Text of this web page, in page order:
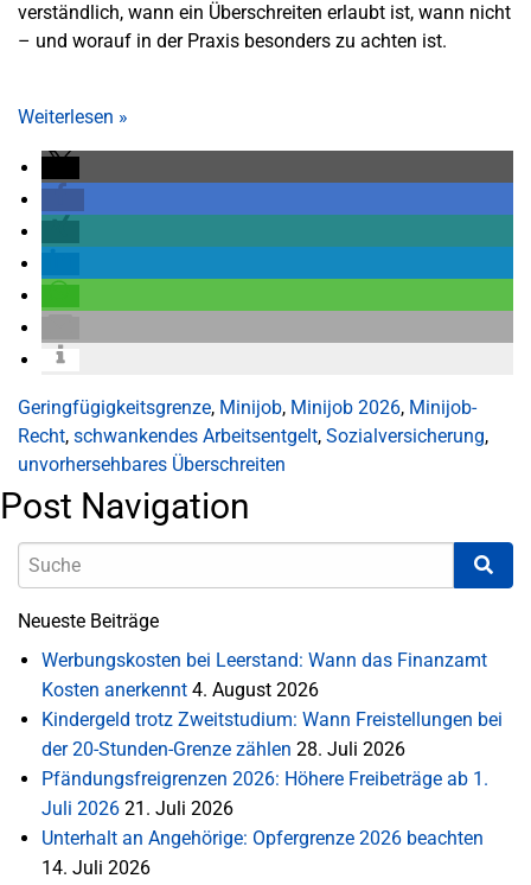
verständlich, wann ein Überschreiten erlaubt ist, wann nicht
– und worauf in der Praxis besonders zu achten ist.
Weiterlesen »
Geringfügigkeitsgrenze, Minijob, Minijob 2026, Minijob-
Recht, schwankendes Arbeitsentgelt, Sozialversicherung,
unvorhersehbares Überschreiten
Post Navigation
Neueste Beiträge
Werbungskosten bei Leerstand: Wann das Finanzamt
Kosten anerkennt 4. August 2026
Kindergeld trotz Zweitstudium: Wann Freistellungen bei
der 20-Stunden-Grenze zählen 28. Juli 2026
Pfändungsfreigrenzen 2026: Höhere Freibeträge ab 1.
Juli 2026 21. Juli 2026
Unterhalt an Angehörige: Opfergrenze 2026 beachten
14. Juli 2026